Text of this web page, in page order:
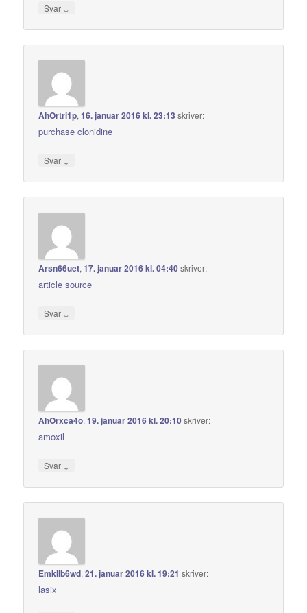
Svar ↓
AhOrtri1p,16. januar 2016 kl. 23:13 skriver:
purchase clonidine
Svar ↓
Arsn66uet,17. januar 2016 kl. 04:40skriver:
article source
Svar ↓
AhOrxca4o,19. januar 2016 kl. 20:10skriver:
amoxil
Svar ↓
Emkllb6wd,21. januar 2016 kl. 19:21 skriver:
lasix